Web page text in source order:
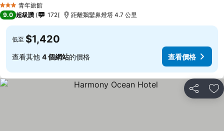
3 星級 青年旅館
9.0 超級讚 172 距離鵝鑾鼻燈塔 4.7 公里
低至 $1,420
查看其他 4 個網站的價格 查看價格
分享 加